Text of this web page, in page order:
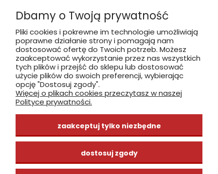
Płatność: gotówka, karta, BLIK
zobacz, jak dojechać
INFORMACJE
ZAKUPY
CENTRUM WIEDZY
Dbamy o Twoją prywatność
Pliki cookies i pokrewne im technologie umożliwiają
poprawne działanie strony i pomagają nam
dostosować ofertę do Twoich potrzeb. Możesz
zaakceptować wykorzystanie przez nas wszystkich
tych plików i przejść do sklepu lub dostosować
użycie plików do swoich preferencji, wybierając
opcję "Dostosuj zgody".
Więcej o plikach cookies przeczytasz w naszej
Polityce prywatności.
zaakceptuj tylko niezbędne
dostosuj zgody